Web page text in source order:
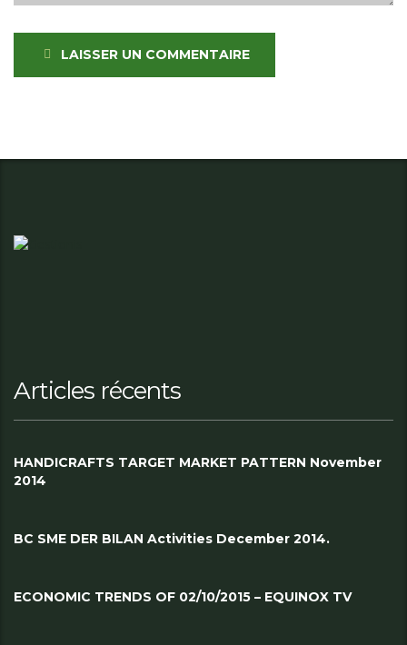
LAISSER UN COMMENTAIRE
Articles récents
HANDICRAFTS TARGET MARKET PATTERN November
2014
BC SME DER BILAN Activities December 2014.
ECONOMIC TRENDS OF 02/10/2015 – EQUINOX TV